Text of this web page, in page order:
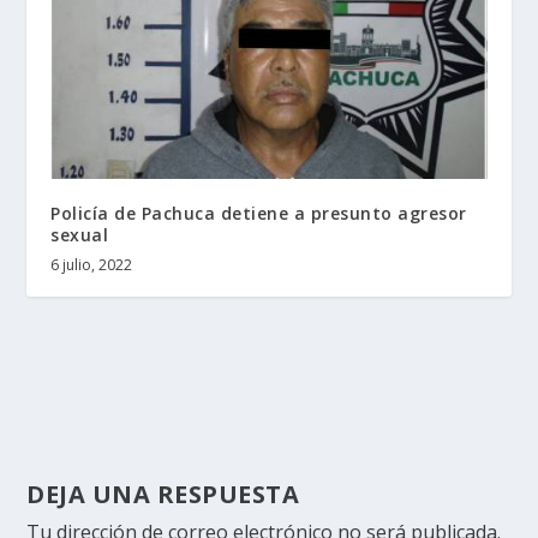
Policía de Pachuca detiene a presunto agresor
sexual
6 julio, 2022
DEJA UNA RESPUESTA
Tu dirección de correo electrónico no será publicada.